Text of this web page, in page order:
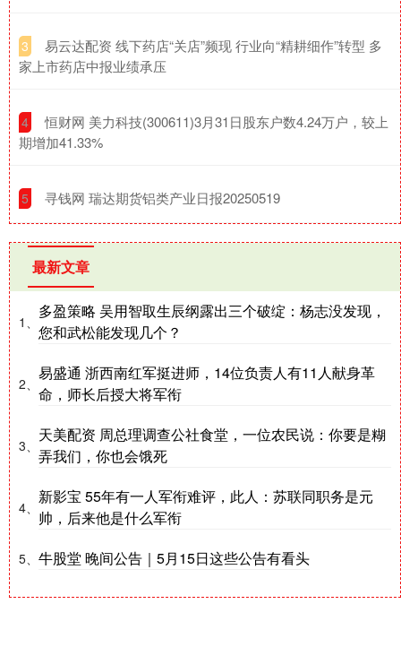
3
​易云达配资 线下药店“关店”频现 行业向“精耕细作”转型 多
家上市药店中报业绩承压
4
​恒财网 美力科技(300611)3月31日股东户数4.24万户，较上
期增加41.33%
5 ​寻钱网 瑞达期货铝类产业日报20250519
最新文章
1、
多盈策略 吴用智取生辰纲露出三个破绽：杨志没发现，
您和武松能发现几个？
2、
易盛通 浙西南红军挺进师，14位负责人有11人献身革
命，师长后授大将军衔
3、
天美配资 周总理调查公社食堂，一位农民说：你要是糊
弄我们，你也会饿死
4、
新影宝 55年有一人军衔难评，此人：苏联同职务是元
帅，后来他是什么军衔
5、 牛股堂 晚间公告｜5月15日这些公告有看头